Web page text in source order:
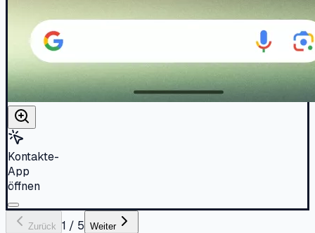
Kontakte-
App
öffnen
Zurück 1 / 5 Weiter